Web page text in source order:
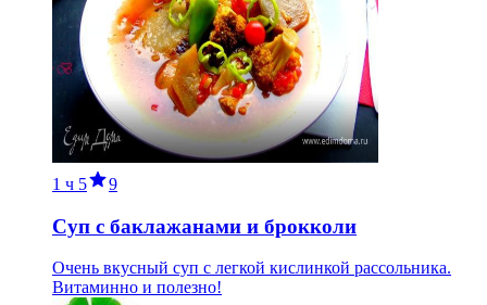
1 ч 5 9
Суп с баклажанами и брокколи
Очень вкусный суп с легкой кислинкой рассольника.
Витаминно и полезно!